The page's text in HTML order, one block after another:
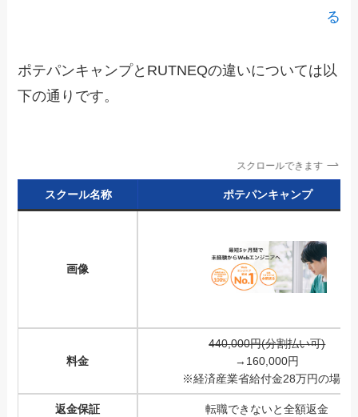
る
ポテパンキャンプとRUTNEQの違いについては以
下の通りです。
スクロールできます
スクール名称 ポテパンキャンプ
画像
料金
440,000円(分割払い可)
→ 160,000円
※経済産業省給付金28万円の場合
返金保証 転職できないと全額返金